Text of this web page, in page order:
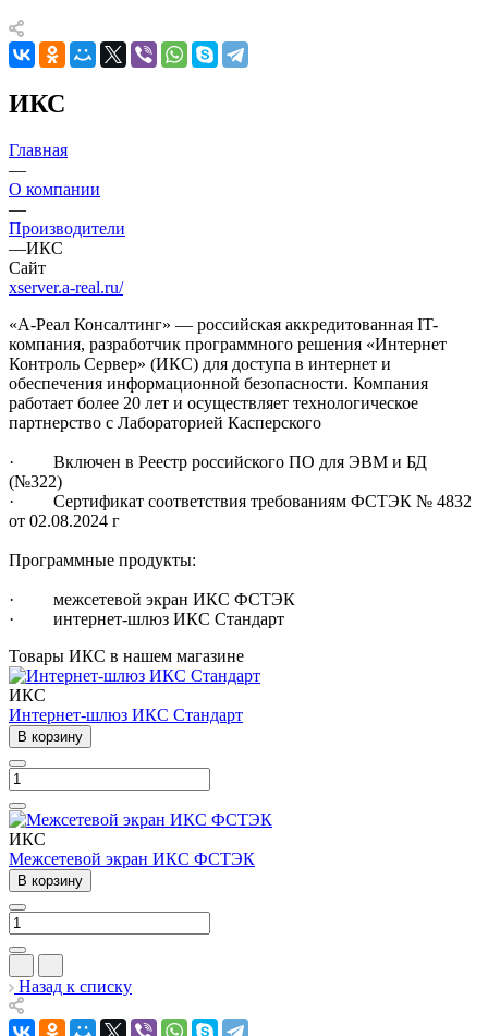
ИКС
Главная
—
О компании
—
Производители
—ИКС
Сайт
xserver.a-real.ru/
«А-Реал Консалтинг» — российская аккредитованная IT-
компания, разработчик программного решения «Интернет
Контроль Сервер» (ИКС) для доступа в интернет и
обеспечения информационной безопасности. Компания
работает более 20 лет и осуществляет технологическое
партнерство с Лабораторией Касперского
· Включен в Реестр российского ПО для ЭВМ и БД
(№322)
· Сертификат соответствия требованиям ФСТЭК № 4832
от 02.08.2024 г
Программные продукты:
· межсетевой экран ИКС ФСТЭК
· интернет-шлюз ИКС Стандарт
Товары ИКС в нашем магазине
ИКС
Интернет-шлюз ИКС Стандарт
В корзину
ИКС
Межсетевой экран ИКС ФСТЭК
В корзину
Назад к списку